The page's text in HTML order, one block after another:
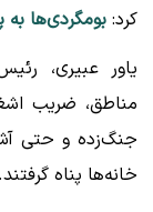
کرد: بومگردی‌ها
یاور عبیری،
مناطق، ضریب
جنگ‌زده و حتی
خانه‌ها پناه